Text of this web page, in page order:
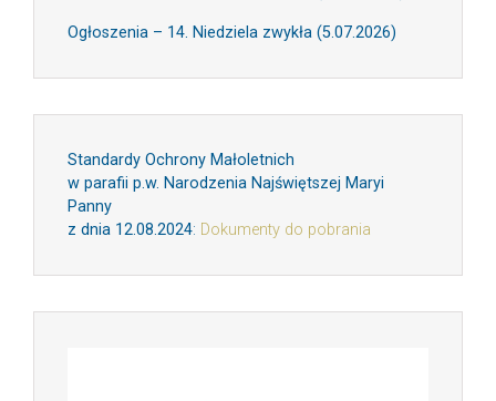
Ogłoszenia – 14. Niedziela zwykła (5.07.2026)
Standardy Ochrony Małoletnich
w parafii p.w. Narodzenia Najświętszej Maryi
Panny
z dnia 12.08.2024: Dokumenty do pobrania